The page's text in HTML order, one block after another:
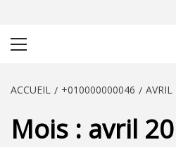
ACCUEIL +010000000046 AVRIL
Mois : avril